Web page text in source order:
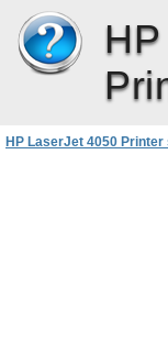
HP LaserJet 4050 Printer